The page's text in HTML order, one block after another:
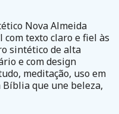
Nova Almeida
com texto claro e fiel às
sintético de alta
e com design
meditação, uso em
que une beleza,